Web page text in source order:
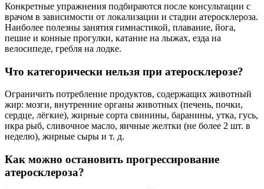
Конкретные упражнения подбираются после консультации с
врачом в зависимости от локализации и стадии атеросклероза.
Наиболее полезны занятия гимнастикой, плавание, йога,
пешие и конные прогулки, катание на лыжах, езда на
велосипеде, гребля на лодке.
Что категорически нельзя при атеросклерозе?
Ограничить потребление продуктов, содержащих животный
жир: мозги, внутренние органы животных (печень, почки,
сердце, лёгкие), жирные сорта свинины, баранины, утка, гусь,
икра рыб, сливочное масло, яичные желтки (не более 2 шт. в
неделю), жирные сыры и т. д.
Как можно остановить прогрессирование
атеросклероза?